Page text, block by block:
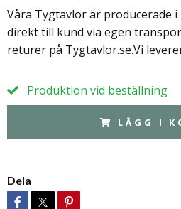
Våra Tygtavlor är producerade
direkt till kund via egen
returer på Tygtavlor.se.Vi
Produktion vid beställning
LÄGG I
Dela